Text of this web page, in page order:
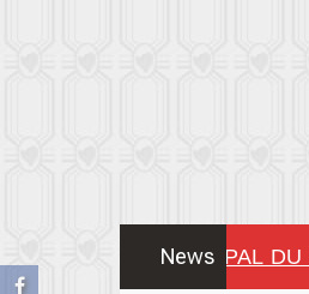
News
CONSEIL MUNICIPAL DU